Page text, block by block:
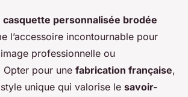
personnalisée
in france en gros
et savoir-faire local
• 6 min de lecture
casquette personnalisée brodée
l’accessoire incontournable pour
professionnelle ou
Opter pour une fabrication française,
unique qui valorise le savoir-